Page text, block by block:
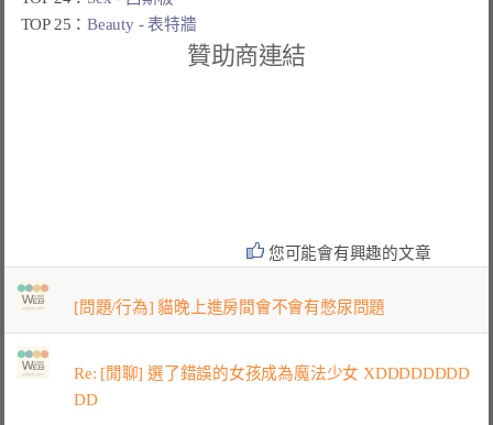
TOP 25：Beauty - 表特牆
贊助商連結
您可能會有興趣的文章
[問題/行為] 貓晚上進房間會不會有憋尿問題
Re: [閒聊] 選了錯誤的女孩成為魔法少女 XDDDDDDDD
DD